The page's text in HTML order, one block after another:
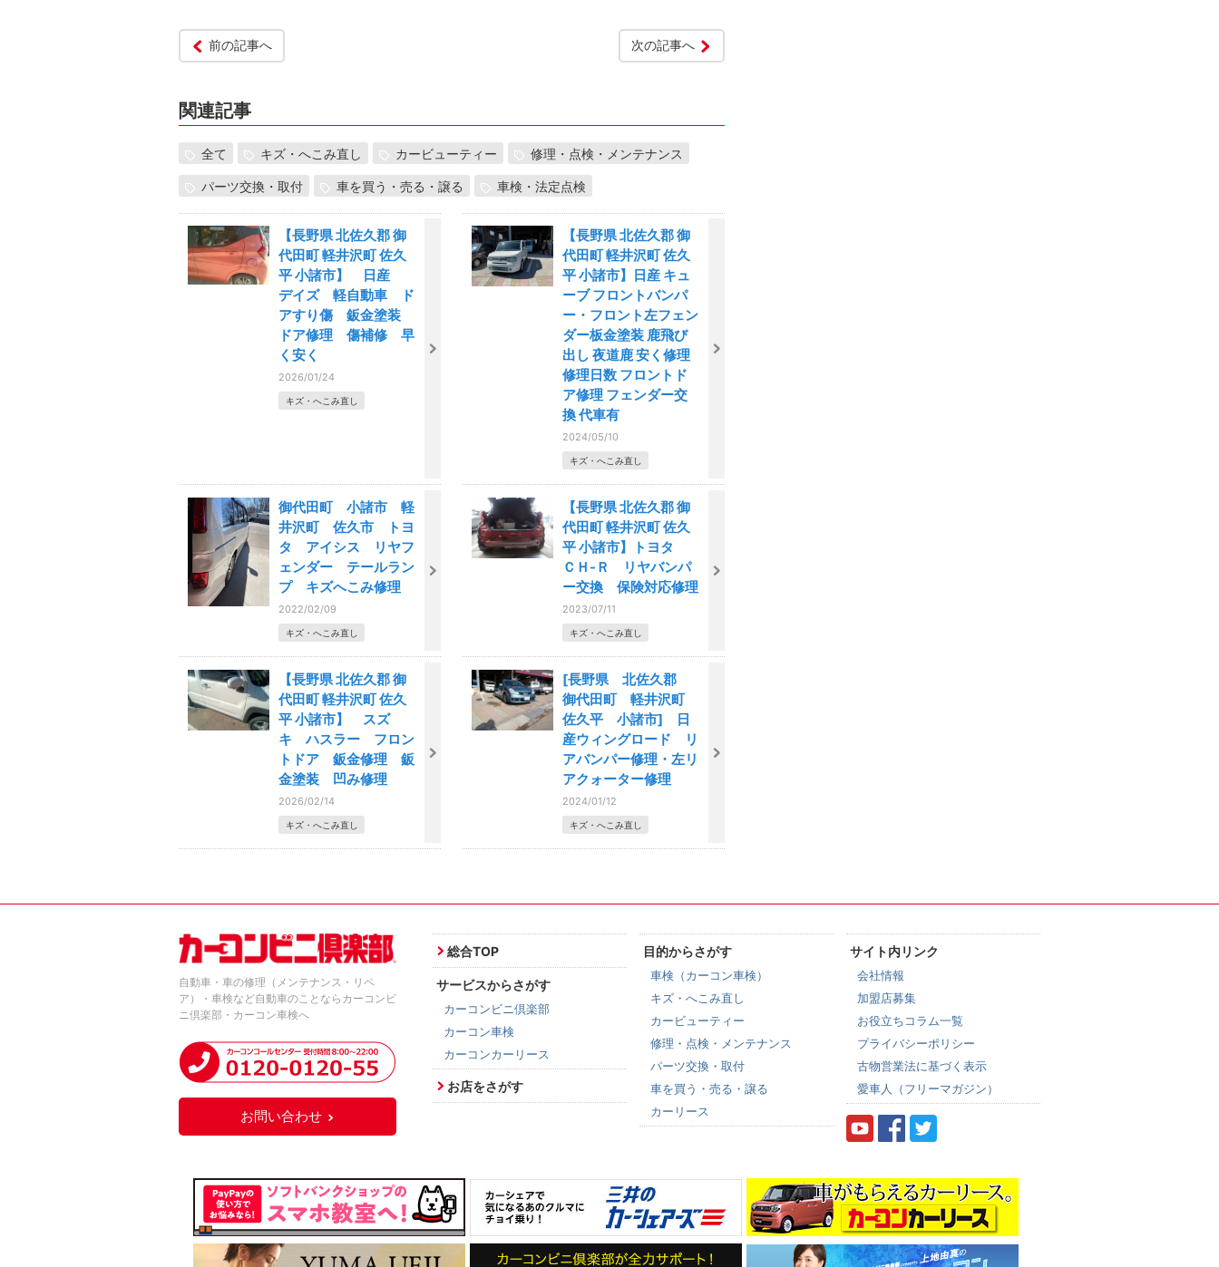
前の記事へ 次の記事へ
関連記事
全て キズ・へこみ直し カービューティー 修理・点検・メンテナンス
パーツ交換・取付 車を買う・売る・譲る 車検・法定点検
【長野県 北佐久郡 御
代田町 軽井沢町 佐久
平 小諸市】 日産
デイズ 軽自動車 ド
アすり傷 鈑金塗装
ドア修理 傷補修 早
く安く
2026/01/24
キズ・へこみ直し
【長野県 北佐久郡 御
代田町 軽井沢町 佐久
平 小諸市】日産 キュ
ーブ フロントバンパ
ー・フロント左フェン
ダー板金塗装 鹿飛び
出し 夜道鹿 安く修理
修理日数 フロントド
ア修理 フェンダー交
換 代車有
2024/05/10
キズ・へこみ直し
御代田町 小諸市 軽
井沢町 佐久市 トヨ
タ アイシス リヤフ
ェンダー テールラン
プ キズへこみ修理
2022/02/09
キズ・へこみ直し
【長野県 北佐久郡 御
代田町 軽井沢町 佐久
平 小諸市】トヨタ
ＣＨ-Ｒ リヤバンパ
ー交換 保険対応修理
2023/07/11
キズ・へこみ直し
【長野県 北佐久郡 御
代田町 軽井沢町 佐久
平 小諸市】 スズ
キ ハスラー フロン
トドア 鈑金修理 鈑
金塗装 凹み修理
2026/02/14
キズ・へこみ直し
[長野県 北佐久郡
御代田町 軽井沢町
佐久平 小諸市] 日
産ウィングロード リ
アバンパー修理・左リ
アクォーター修理
2024/01/12
キズ・へこみ直し
自動車・車の修理（メンテナンス・リペ
ア）・車検など自動車のことならカーコンビ
ニ倶楽部・カーコン車検へ
お問い合わせ
総合TOP
サービスからさがす
カーコンビニ倶楽部
カーコン車検
カーコンカーリース
お店をさがす
目的からさがす
車検（カーコン車検）
キズ・へこみ直し
カービューティー
修理・点検・メンテナンス
パーツ交換・取付
車を買う・売る・譲る
カーリース
サイト内リンク
会社情報
加盟店募集
お役立ちコラム一覧
プライバシーポリシー
古物営業法に基づく表示
愛車人（フリーマガジン）